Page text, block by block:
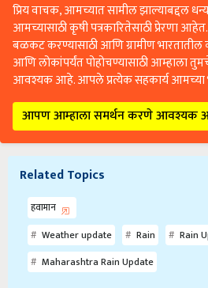
प्रिय वाचक, आमच्यात सामील झाल्याबद्दल
आमच्यासाठी कृषी पत्रकारितेसाठी प्रेरणा
बळकट करण्यासाठी आणि ग्रामीण
आणि लोकांपर्यंत पोहोचण्यासाठी आम्हाला
आवश्यक आहे. आपले प्रत्येक सहकार्य आमच्या
आपण आम्हाला समर्थन करणे आवश्यक
Related Topics
हवामान
Weather update
Rain
Rain
Maharashtra Rain Update